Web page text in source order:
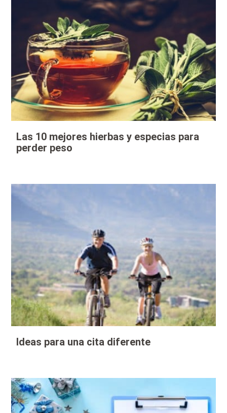
Las 10 mejores hierbas y especias para
perder peso
Ideas para una cita diferente